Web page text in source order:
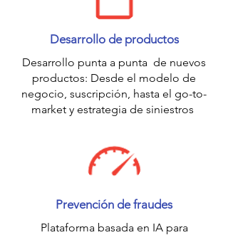
Desarrollo de productos
Desarrollo punta a punta de nuevos
productos: Desde el modelo de
negocio, suscripción, hasta el go-to-
market y estrategia de siniestros
Prevención de fraudes
Plataforma basada en IA para